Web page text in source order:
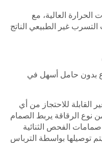
العالية، مع
غير الطبيعي الناتج
بدون حامل أسهل في
القابلة للاحتجاز من أي
الرقاقة يربط الصمام
الفحص الثنائية
توصيلها بواسطة الترباس